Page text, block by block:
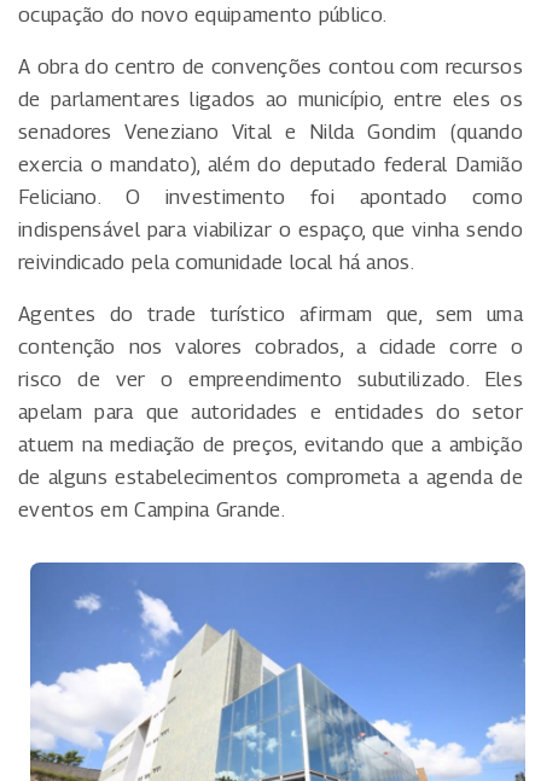
ocupação do novo equipamento público.
A obra do centro de convenções contou com recursos
de parlamentares ligados ao município, entre eles os
senadores Veneziano Vital e Nilda Gondim (quando
exercia o mandato), além do deputado federal Damião
Feliciano. O investimento foi apontado como
indispensável para viabilizar o espaço, que vinha sendo
reivindicado pela comunidade local há anos.
Agentes do trade turístico afirmam que, sem uma
contenção nos valores cobrados, a cidade corre o
risco de ver o empreendimento subutilizado. Eles
apelam para que autoridades e entidades do setor
atuem na mediação de preços, evitando que a ambição
de alguns estabelecimentos comprometa a agenda de
eventos em Campina Grande.